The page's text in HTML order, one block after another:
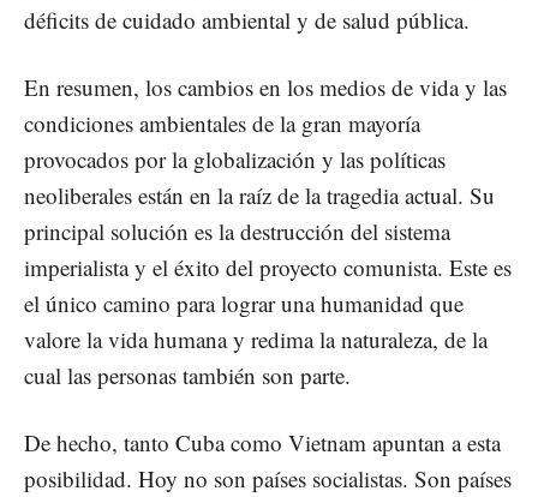
déficits de cuidado ambiental y de salud pública.
En resumen, los cambios en los medios de vida y las
condiciones ambientales de la gran mayoría
provocados por la globalización y las políticas
neoliberales están en la raíz de la tragedia actual. Su
principal solución es la destrucción del sistema
imperialista y el éxito del proyecto comunista. Este es
el único camino para lograr una humanidad que
valore la vida humana y redima la naturaleza, de la
cual las personas también son parte.
De hecho, tanto Cuba como Vietnam apuntan a esta
posibilidad. Hoy no son países socialistas. Son países